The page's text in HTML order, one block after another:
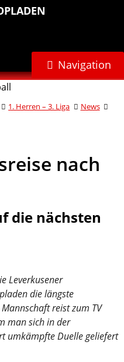
Navigation
1. Herren – 3. Liga
News
nach
die nächsten
Leverkusener
die längste
reist zum TV
man sich in der
umkämpfte Duelle geliefert